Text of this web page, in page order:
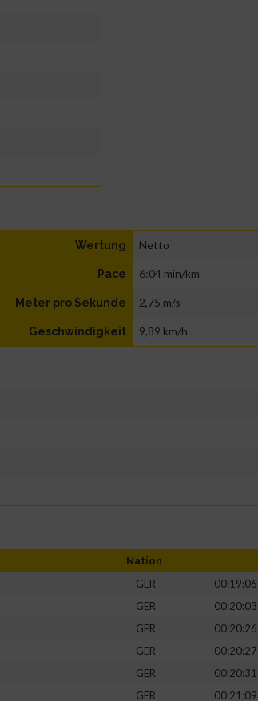
Wertung Netto
Pace 6:04 min/km
Meter pro Sekunde 2,75 m/s
Geschwindigkeit 9,89 km/h
Nation
GER
00:19:06
GER
00:20:03
GER
00:20:26
GER
00:20:27
GER
00:20:31
GER
00:21:09